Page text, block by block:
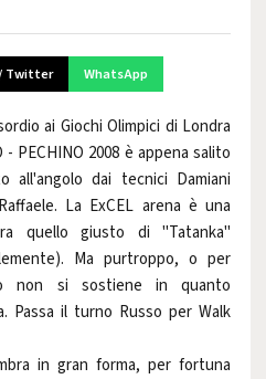
Twitter WhatsApp
ai Giochi Olimpici di Londra
- PECHINO 2008 è appena salito
all'angolo dai tecnici Damiani
La ExCEL arena è una
quello giusto di "Tatanka"
Ma purtroppo, o per
non si sostiene in quanto
Passa il turno Russo per Walk
in gran forma, per fortuna